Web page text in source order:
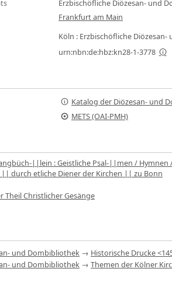
Erzbischöfliche Diözesan- und
Frankfurt am Main
Köln : Erzbischöfliche
urn:nbn:de:hbz:kn28-1-3778
Katalog der Diözesan- und
METS (OAI-PMH)
||lein :Geistliche Psal-||men /
durch etliche Diener der Kirchen || zu Bonn
Theil Christlicher Gesänge
und Dombibliothek → Historische Drucke
und Dombibliothek → Themen der Kölner